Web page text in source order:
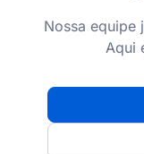
Nossa equipe
Aqui